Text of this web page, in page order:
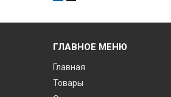
ГЛАВНОЕ МЕНЮ
Главная
Товары